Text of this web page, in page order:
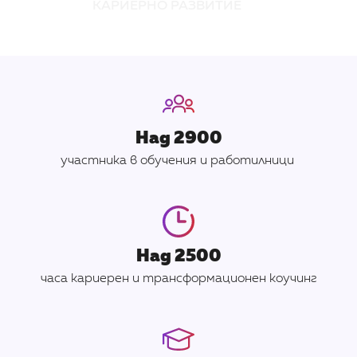
Над 2900
участника в обучения и работилници
Над 2500
часа кариерен и трансформационен коучинг